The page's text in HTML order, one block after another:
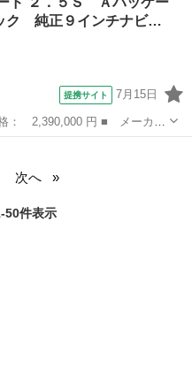
電動スライドドア モデリス
ク 純正９インチナビ…
提携サイト 7月15日
ド ■ グレード名： ２．５
次へ
50件表示